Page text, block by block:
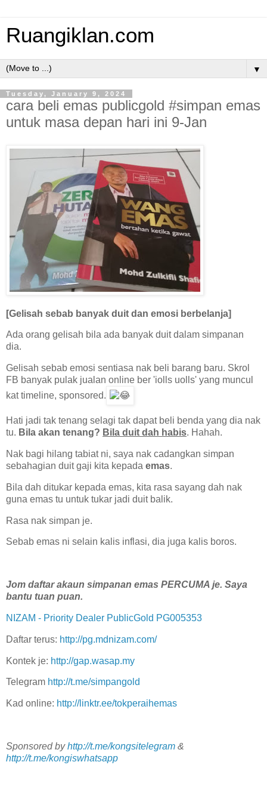
Ruangiklan.com
▼
Tuesday, January 9, 2024
cara beli emas publicgold #simpan emas
untuk masa depan hari ini 9-Jan
[Gelisah sebab banyak duit dan emosi berbelanja]
Ada orang gelisah bila ada banyak duit dalam simpanan
dia.
Gelisah sebab emosi sentiasa nak beli barang baru. Skrol
FB banyak pulak jualan online ber 'iolls uolls' yang muncul
kat timeline, sponsored.
Hati jadi tak tenang selagi tak dapat beli benda yang dia nak
tu. Bila akan tenang? Bila duit dah habis. Hahah.
Nak bagi hilang tabiat ni, saya nak cadangkan simpan
sebahagian duit gaji kita kepada emas.
Bila dah ditukar kepada emas, kita rasa sayang dah nak
guna emas tu untuk tukar jadi duit balik.
Rasa nak simpan je.
Sebab emas ni selain kalis inflasi, dia juga kalis boros.
Jom daftar akaun simpanan emas PERCUMA je. Saya
bantu tuan puan.
NIZAM - Priority Dealer PublicGold PG005353
Daftar terus: http://pg.mdnizam.com/
Kontek je: http://gap.wasap.my
Telegram http://t.me/simpangold
Kad online: http://linktr.ee/tokperaihemas
Sponsored byhttp://t.me/kongsitelegram &
http://t.me/kongiswhatsapp